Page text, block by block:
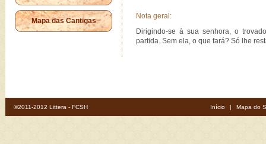
Mapa das Cantigas
Nota geral:
Dirigindo-se à sua senhora, o
partida. Sem ela, o que fará? Só lhe
©2011-2012 Littera - FCSH Início | Mapa do